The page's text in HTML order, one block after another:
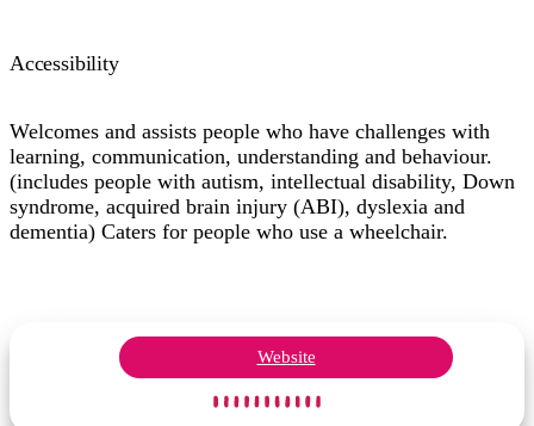
Accessibility
Welcomes and assists people who have challenges with
learning, communication, understanding and behaviour.
(includes people with autism, intellectual disability, Down
syndrome, acquired brain injury (ABI), dyslexia and
dementia) Caters for people who use a wheelchair.
Website